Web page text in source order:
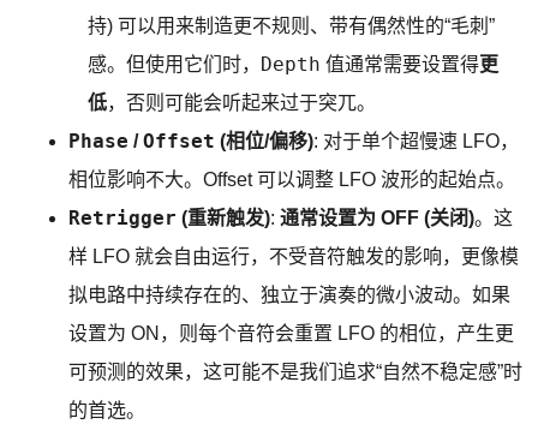
持) 可以用来制造更不规则、带有偶然性的“毛刺”
感。但使用它们时， Depth 值通常需要设置得更
低，否则可能会听起来过于突兀。
Phase /Offset (相位/偏移): 对于单个超慢速 LFO，
相位影响不大。Offset 可以调整 LFO 波形的起始点。
Retrigger (重新触发): 通常设置为 OFF (关闭)。这
样 LFO 就会自由运行，不受音符触发的影响，更像模
拟电路中持续存在的、独立于演奏的微小波动。如果
设置为 ON，则每个音符会重置 LFO 的相位，产生更
可预测的效果，这可能不是我们追求“自然不稳定感”时
的首选。